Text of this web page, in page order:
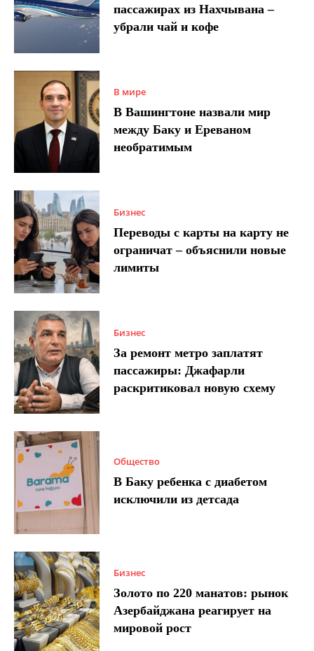
пассажирах из Нахчывана –
убрали чай и кофе
В мире
В Вашингтоне назвали мир
между Баку и Ереваном
необратимым
Бизнес
Переводы с карты на карту не
ограничат – объяснили новые
лимиты
Бизнес
За ремонт метро заплатят
пассажиры: Джафарли
раскритиковал новую схему
Общество
В Баку ребенка с диабетом
исключили из детсада
Бизнес
Золото по 220 манатов: рынок
Азербайджана реагирует на
мировой рост